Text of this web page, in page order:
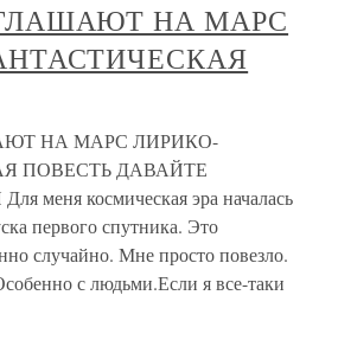
НА МАРС
НА МАРС ЛИРИКО-
ПОВЕСТЬ ДАВАЙТЕ
космическая эра началась
первого спутника. Это
случайно. Мне просто повезло.
с людьми.Если я все-таки